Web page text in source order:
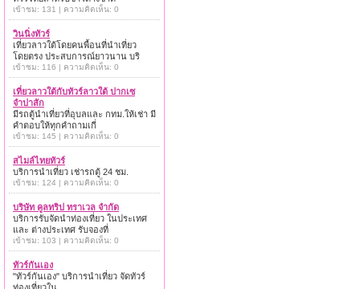
เข้าชม: 131 | ความคิดเห็น: 0
วินนิ่งทัวร์
เที่ยวลาวใต้โดยคนพื้อนที่นำเที่ยว
โดยตรง ประสบการณ์ยาวนาน บริ
เข้าชม: 116 | ความคิดเห็น: 0
เที่ยวลาวใต้กับทัวร์ลาวใต้ ปากเซ
จำปาสัก
มีรถตู้นำเที่ยวที่อุบลและ กทม.ให้เช่า มี
คำตอบให้ทุกคำถามเกี่
เข้าชม: 145 | ความคิดเห็น: 0
สไมล์ไทยทัวร์
บริการนำเที่ยว เช่ารถตู้ 24 ชม.
เข้าชม: 124 | ความคิดเห็น: 0
บริษัท คูลทริป ทราเวล จำกัด
บริการรับจัดนำท่องเที่ยว ในประเทศ
และ ต่างประเทศ รับจองที่
เข้าชม: 103 | ความคิดเห็น: 0
ทัวร์กันเอง
"ทัวร์กันเอง" บริการนำเที่ยว จัดทัวร์